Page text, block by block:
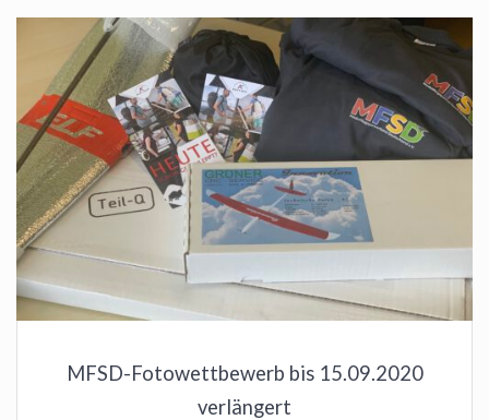
MFSD-Fotowettbewerb bis 15.09.2020
verlängert